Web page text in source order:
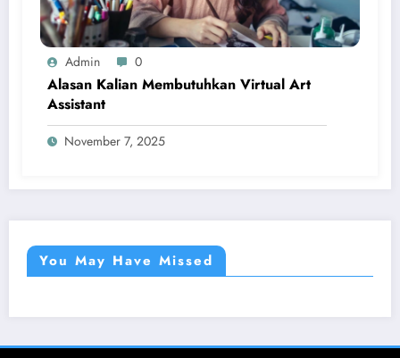
Admin 0
Alasan Kalian Membutuhkan Virtual Art
Assistant
November 7, 2025
You May Have Missed